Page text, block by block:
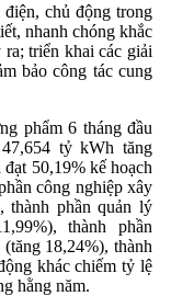
chủ động trong
nhanh chóng khắc
triển khai các giải
bảo công tác cung
phẩm 6 tháng đầu
tỷ kWh tăng
50,19% kế hoạch
công nghiệp xây
thành phần quản lý
thành phần
18,24%), thành
khác chiếm tỷ lệ
hằng năm.